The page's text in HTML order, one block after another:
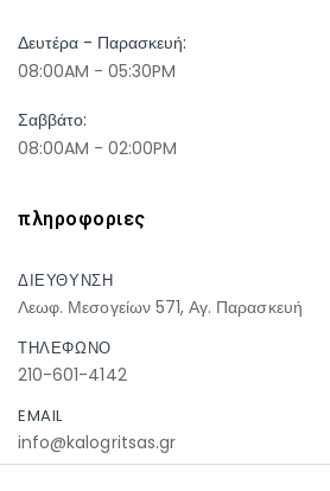
Δευτέρα - Παρασκευή:
08:00AM - 05:30PM
Σαββάτο:
08:00AM - 02:00PM
πληροφοριες
ΔΙΕΥΘΥΝΣΗ
Λεωφ. Μεσογείων 571, Αγ. Παρασκευή
ΤΗΛΕΦΩΝΟ
210-601-4142
EMAIL
info@kalogritsas.gr